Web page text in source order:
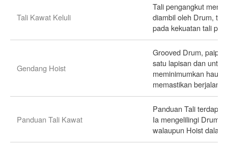
Tali Kawat Keluli
Tali pengangkut
diambil oleh Drum,
pada kekuatan tali
Gendang Hoist
Grooved Drum, paip
satu lapisan dan
meminimumkan haus
memastikan berjalan
Panduan Tali Kawat
Panduan Tali
Ia mengelilingi Drum
walaupun Hoist